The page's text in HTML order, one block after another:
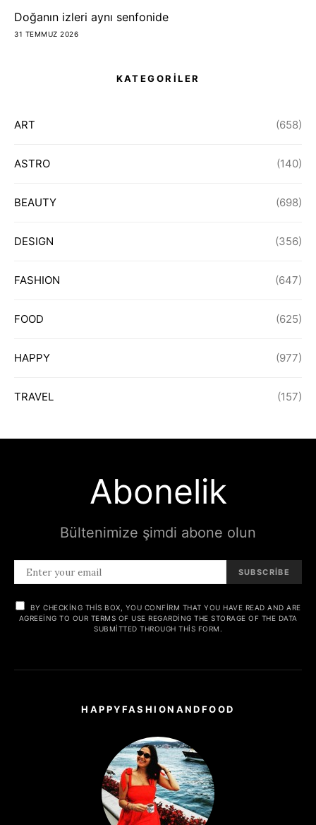
Doğanın izleri aynı senfonide
31 TEMMUZ 2026
KATEGORİLER
ART (658)
ASTRO (140)
BEAUTY (698)
DESIGN (356)
FASHION (647)
FOOD (625)
HAPPY (977)
TRAVEL (157)
Abonelik
Bültenimize şimdi abone olun
SUBSCRIBE
BY CHECKING THIS BOX, YOU CONFIRM THAT YOU HAVE READ AND ARE
AGREEING TO OUR TERMS OF USE REGARDING THE STORAGE OF THE DATA
SUBMITTED THROUGH THIS FORM.
HAPPYFASHIONANDFOOD